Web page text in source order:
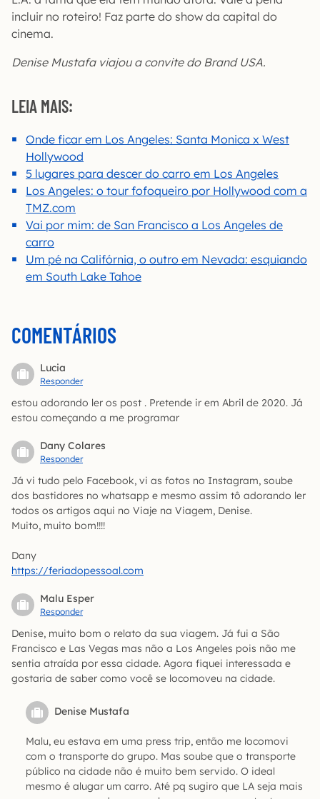
incluir no roteiro! Faz parte do show da capital do
cinema.
Denise Mustafa viajou a convite do Brand USA.
LEIA MAIS:
Onde ficar em Los Angeles: Santa Monica x West
Hollywood
5 lugares para descer do carro em Los Angeles
Los Angeles: o tour fofoqueiro por Hollywood com a
TMZ.com
Vai por mim: de San Francisco a Los Angeles de
carro
Um pé na Califórnia, o outro em Nevada: esquiando
em South Lake Tahoe
COMENTÁRIOS
Lucia
Responder
estou adorando ler os post . Pretende ir em Abril de 2020. Já
estou começando a me programar
Dany Colares
Responder
Já vi tudo pelo Facebook, vi as fotos no Instagram, soube
dos bastidores no whatsapp e mesmo assim tô adorando ler
todos os artigos aqui no Viaje na Viagem, Denise.
Muito, muito bom!!!!
Dany
https://feriadopessoal.com
Malu Esper
Responder
Denise, muito bom o relato da sua viagem. Já fui a São
Francisco e Las Vegas mas não a Los Angeles pois não me
sentia atraída por essa cidade. Agora fiquei interessada e
gostaria de saber como você se locomoveu na cidade.
Denise Mustafa
Malu, eu estava em uma press trip, então me locomovi
com o transporte do grupo. Mas soube que o transporte
público na cidade não é muito bem servido. O ideal
mesmo é alugar um carro. Até pq sugiro que LA seja mais